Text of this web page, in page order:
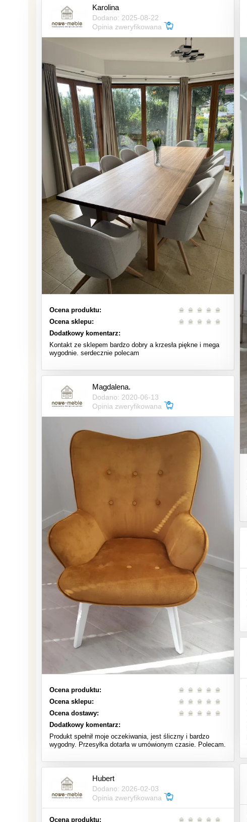
Karolina
Dodano: 2025-08-22
Opinia zweryfikowana
Ocena produktu:
Ocena sklepu:
Dodatkowy komentarz:
Kontakt ze sklepem bardzo dobry a krzesła piękne i mega
wygodnie. serdecznie polecam
Magdalena.
Dodano: 2020-06-13
Opinia zweryfikowana
Ocena produktu:
Ocena sklepu:
Ocena dostawy:
Dodatkowy komentarz:
Produkt spełnił moje oczekiwania, jest śliczny i bardzo
wygodny. Przesyłka dotarła w umówionym czasie. Polecam.
Hubert
Dodano: 2026-02-03
Opinia zweryfikowana
Ocena produktu: